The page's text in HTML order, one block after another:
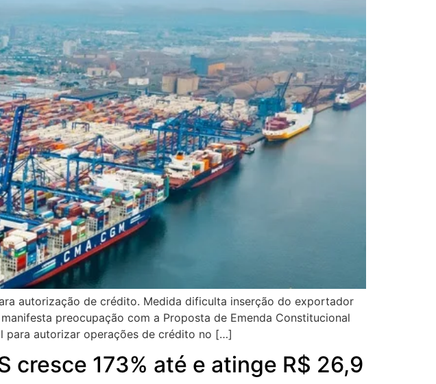
autorização de crédito. Medida dificulta inserção do exportador
preocupação com a Proposta de Emenda Constitucional
para autorizar operações de crédito no […]
cresce 173% até e atinge R$ 26,9